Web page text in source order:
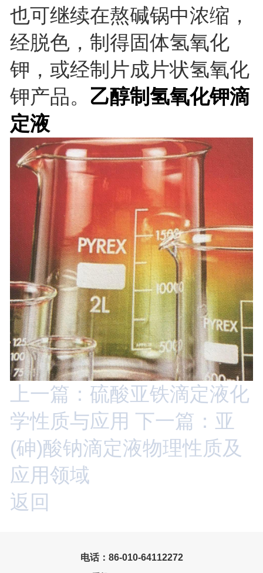
也可继续在熬碱锅中浓缩，
经脱色，制得固体氢氧化
钾，或经制片成片状氢氧化
钾产品。 乙醇制氢氧化钾滴
定液
上一篇：硫酸亚铁滴定液化
学性质与应用 下一篇：亚
(砷)酸钠滴定液物理性质及
应用领域
返回
电话：86-010-64112272